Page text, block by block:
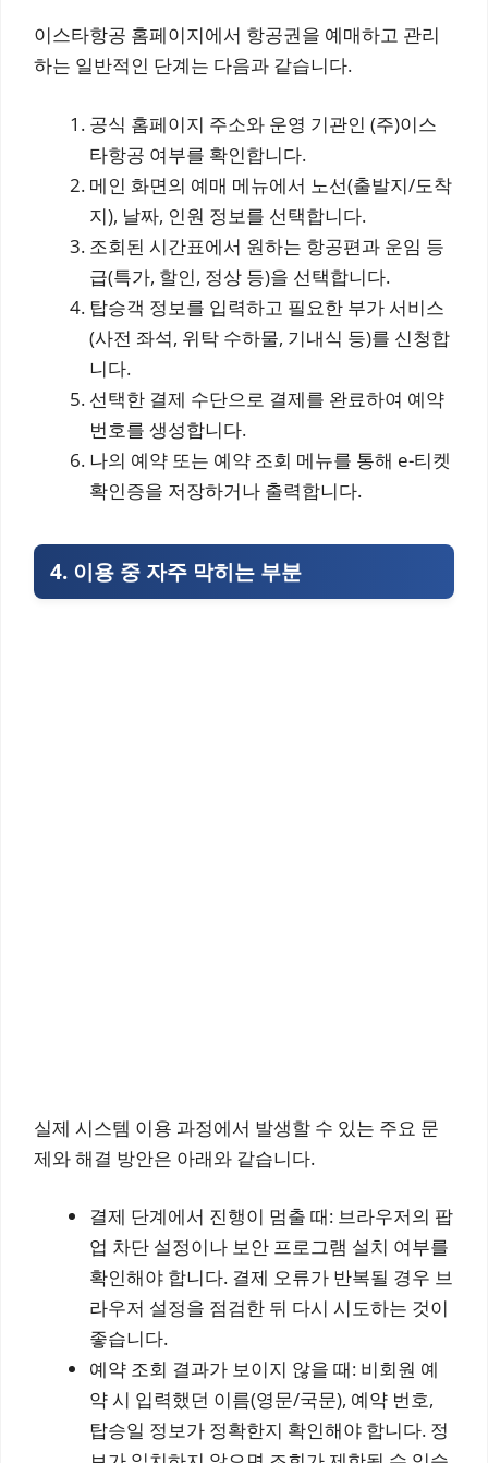
이스타항공 홈페이지에서 항공권을 예매하고 관리
하는 일반적인 단계는 다음과 같습니다.
공식 홈페이지 주소와 운영 기관인 (주)이스
타항공 여부를 확인합니다.
메인 화면의 예매 메뉴에서 노선(출발지/도착
지), 날짜, 인원 정보를 선택합니다.
조회된 시간표에서 원하는 항공편과 운임 등
급(특가, 할인, 정상 등)을 선택합니다.
탑승객 정보를 입력하고 필요한 부가 서비스
(사전 좌석, 위탁 수하물, 기내식 등)를 신청합
니다.
선택한 결제 수단으로 결제를 완료하여 예약
번호를 생성합니다.
나의 예약 또는 예약 조회 메뉴를 통해 e-티켓
확인증을 저장하거나 출력합니다.
4. 이용 중 자주 막히는 부분
실제 시스템 이용 과정에서 발생할 수 있는 주요 문
제와 해결 방안은 아래와 같습니다.
결제 단계에서 진행이 멈출 때: 브라우저의 팝
업 차단 설정이나 보안 프로그램 설치 여부를
확인해야 합니다. 결제 오류가 반복될 경우 브
라우저 설정을 점검한 뒤 다시 시도하는 것이
좋습니다.
예약 조회 결과가 보이지 않을 때: 비회원 예
약 시 입력했던 이름(영문/국문), 예약 번호,
탑승일 정보가 정확한지 확인해야 합니다. 정